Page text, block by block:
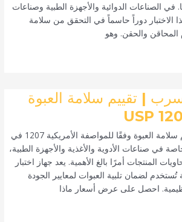
في الصناعات الدوائية والأجهزة الطبية وصناعات
الاختبار دوراً حاسماً في التحقق من سلامة
المحاقن والحقن. وهو
| تقييم سلامة العبوة
جهاز اختبار التسرب تقييم سلامة العبوة وفقًا للمواصفة الأمريكية 1207 في
في صناعات الأدوية والأغذية والأجهزة الطبية،
المنتجات أمرًا بالغ الأهمية. يعد جهاز اختبار
تُستخدم لضمان تلبية العبوات لمعايير الجودة
احصل على عرض أسعار ماذا